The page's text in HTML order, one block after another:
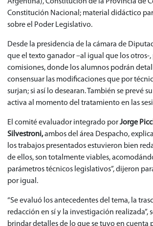
Argentina), Constitución de la Provincia de
Constitución Nacional; material didáctico
sobre el Poder Legislativo.
Desde la presidencia de la cámara de
que el texto ganador –al igual que los otros-,
comisiones, donde los alumnos podrán
consensuar las modificaciones que por
surjan; si así lo desearan. También se prevé
activa al momento del tratamiento en las
El comité evaluador integrado porJorge
Silvestroni,ambos del área Despacho,
los trabajos presentados estuvieron bien
de ellos, son totalmente viables,
parámetros técnicos legislativos”, dijeron
por igual.
“Se evaluó los antecedentes del tema, la
redacción en sí y la investigación realizada”,
brindar detalles de lo que se tuvo en cuenta